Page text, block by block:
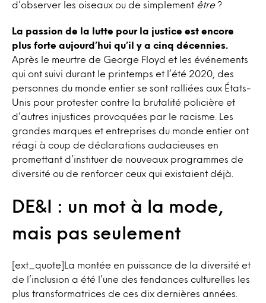
d’observer les oiseaux ou de simplement être?
La passion de la lutte pour la justice est encore
plus forte aujourd’hui qu’il y a cinq décennies.
Après le meurtre de George Floyd et les événements
qui ont suivi durant le printemps et l’été 2020, des
personnes du monde entier se sont ralliées aux États-
Unis pour protester contre la brutalité policière et
d’autres injustices provoquées par le racisme. Les
grandes marques et entreprises du monde entier ont
réagi à coup de déclarations audacieuses en
promettant d’instituer de nouveaux programmes de
diversité ou de renforcer ceux qui existaient déjà.
DE&I : un mot à la mode,
mais pas seulement
[ext_quote]La montée en puissance de la diversité et
de l’inclusion a été l’une des tendances culturelles les
plus transformatrices de ces dix dernières années.